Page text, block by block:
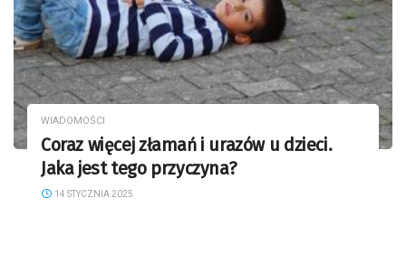
WIADOMOŚCI
Coraz więcej złamań i urazów u dzieci.
Jaka jest tego przyczyna?
14 STYCZNIA 2025